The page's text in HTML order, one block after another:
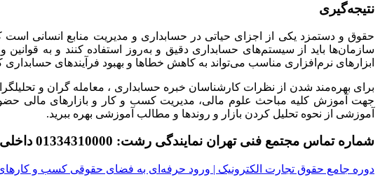
نتیجه‌گیری
حقوق و دستمزد یکی از اجزای حیاتی در حسابداری و مدیریت منابع انسانی است
سازمان‌ها باید از سیستم‌های حسابداری دقیق و به‌روز استفاده کنند و به
ابزارهای نرم‌افزاری مناسب می‌تواند به کاهش خطاها و بهبود فرآیندهای
برای بهره‌مند شدن از نظرات کارشناسان خبره حسابداری ، معامله ‌گران و
جهت آموزش کلیه مباحث علوم مالی، مدیریت کسب و کار و بازارهای مالی حضور
آموزشی از نحوه تحلیل کردن بازار و روندها و مطالب آموزشی بهره ببرید.
شماره تماس مجتمع فنی تهران نمایندگی رشت: 01334310000 داخلی 115
دوره جامع حقوق تجارت الکترونیک | ورود حرفه‌ای به فضای حقوقی کسب ‌و کارهای